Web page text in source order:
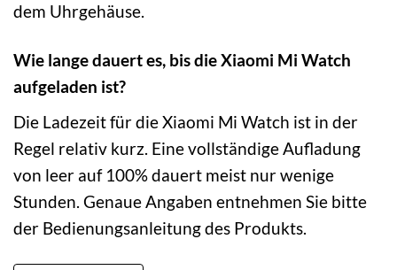
dem Uhrgehäuse.
Wie lange dauert es, bis die Xiaomi Mi Watch
aufgeladen ist?
Die Ladezeit für die Xiaomi Mi Watch ist in der
Regel relativ kurz. Eine vollständige Aufladung
von leer auf 100% dauert meist nur wenige
Stunden. Genaue Angaben entnehmen Sie bitte
der Bedienungsanleitung des Produkts.